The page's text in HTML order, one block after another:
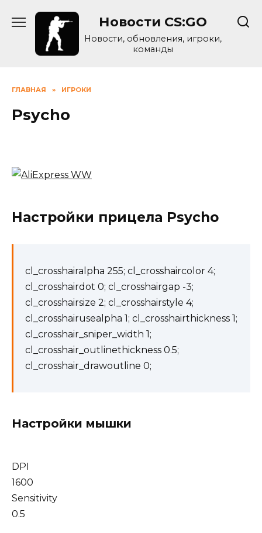
Новости CS:GO
Новости, обновления, игроки,
команды
ГЛАВНАЯ » ИГРОКИ
Psycho
Настройки прицела Psycho
cl_crosshairalpha 255; cl_crosshaircolor 4;
cl_crosshairdot 0; cl_crosshairgap -3;
cl_crosshairsize 2; cl_crosshairstyle 4;
cl_crosshairusealpha 1; cl_crosshairthickness 1;
cl_crosshair_sniper_width 1;
cl_crosshair_outlinethickness 0.5;
cl_crosshair_drawoutline 0;
Настройки мышки
DPI
1600
Sensitivity
0.5